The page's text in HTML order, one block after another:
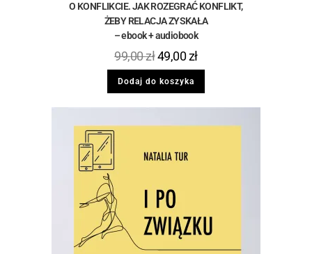
O KONFLIKCIE. JAK ROZEGRAĆ KONFLIKT,
ŻEBY RELACJA ZYSKAŁA
– ebook + audiobook
99,00zł49,00zł
Dodaj do koszyka